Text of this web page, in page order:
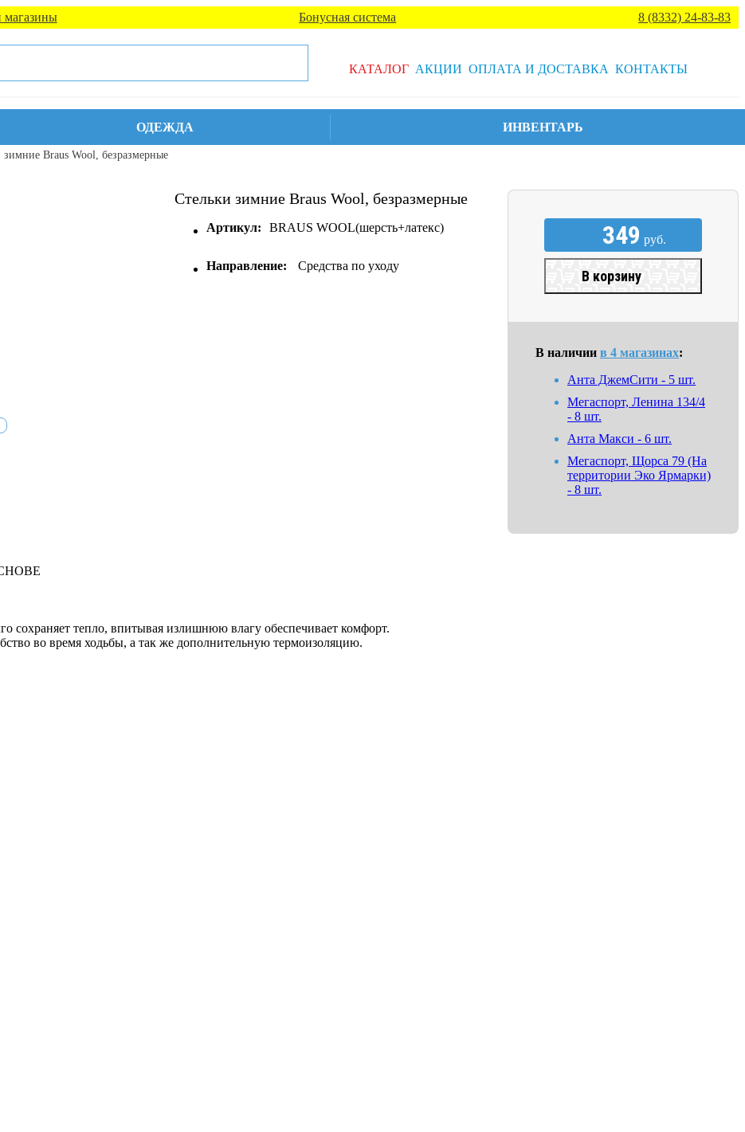
Бонусная система 8 (8332) 24-83-83
КАТАЛОГ АКЦИИ ОПЛАТА И ДОСТАВКА КОНТАКТЫ
ОДЕЖДА ИНВЕНТАРЬ
зимние Braus Wool, безразмерные
Стельки зимние Braus Wool, безразмерные
Артикул: BRAUS WOOL(шерсть+латекс)
Направление: Средства по уходу
349 руб.
В корзину
В наличии в 4 магазинах:
Анта ДжемСити - 5 шт.
Мегаспорт, Ленина 134/4
- 8 шт.
Анта Макси - 6 шт.
Мегаспорт, Щорса 79 (На
территории Эко Ярмарки)
- 8 шт.
сохраняет тепло, впитывая излишнюю влагу обеспечивает комфорт.
во время ходьбы, а так же дополнительную термоизоляцию.